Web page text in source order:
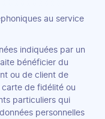
au service
indiquées par un
bénéficier du
ou de client de
de fidélité ou
particuliers qui
personnelles